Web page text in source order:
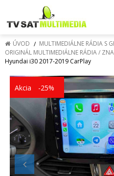
ÚVOD
MULTIMEDIÁLNE RÁDIA S
ORIGINÁL MULTIMEDIÁLNE RÁDIA /
Hyundai i30 2017-2019 CarPlay
Akcia -25%